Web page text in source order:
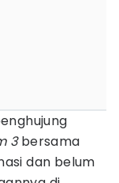
3bersama
dan belum